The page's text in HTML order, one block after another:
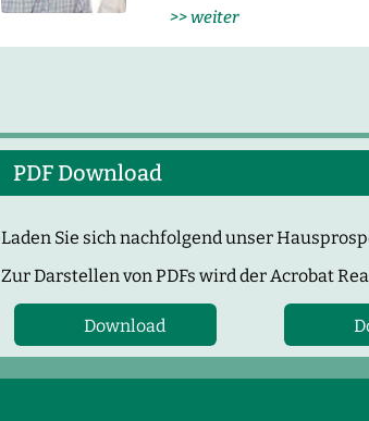
>> weiter
PDF Download
Laden Sie sich nachfolgend unser
Zur Darstellen von PDFs wird der Acrobat
Download